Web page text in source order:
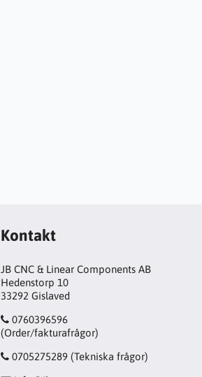
Kontakt
JB CNC & Linear Components AB
Hedenstorp 10
33292 Gislaved
0760396596
(Order/fakturafrågor)
0705275289 (Tekniska frågor)